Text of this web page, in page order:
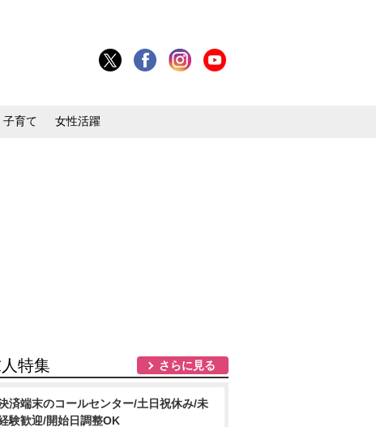
子育て 女性活躍
特集 さらに見る
済端末のコールセンター/土日祝休み/未
験歓迎/開始日調整OK